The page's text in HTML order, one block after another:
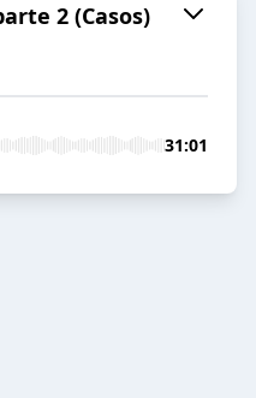
2 (Casos)
31:01